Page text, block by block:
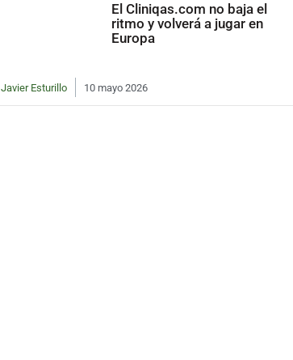
El Cliniqas.com no baja el
ritmo y volverá a jugar en
Europa
Javier Esturillo 10 mayo 2026